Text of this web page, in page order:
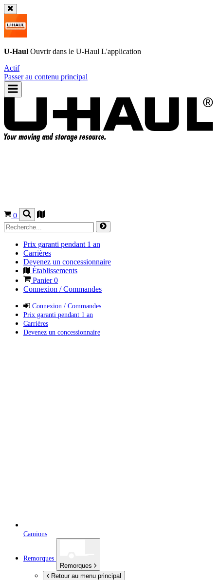
U-Haul Ouvrir dans le U-Haul L'application
Actif
Passer au contenu principal
0
Prix garanti pendant 1 an
Carrières
Devenez un concessionnaire
Établissements
Panier0
Connexion / Commandes
Connexion / Commandes
Prix garanti pendant 1 an
Carrières
Devenez un concessionnaire
Camions
Remorques
Remorques
Retour au menu principal